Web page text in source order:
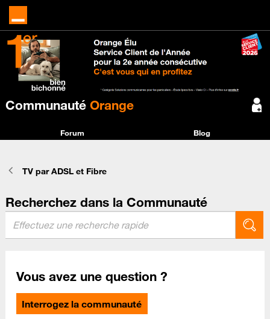
Communauté Orange
Forum Blog
TV par ADSL et Fibre
Recherchez dans la Communauté
Vous avez une question ?
Interrogez la communauté